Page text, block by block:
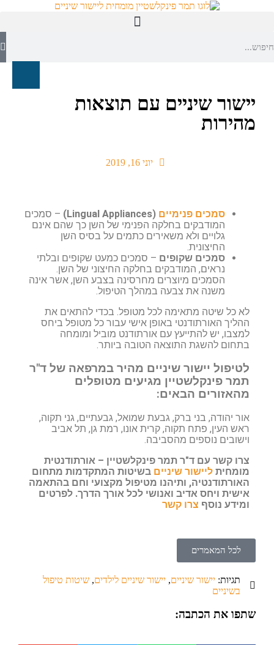
יישור שיניים עם תוצאות
מהירות
יוני 16, 2019
סמכים פנימיים (Lingual Appliances)
– סמכים
המודבקים בחלקה הפנימי של השן כך שהם אינם
גלויים ולא משאירים כתמים על בסיס השן
החיצונית.
סמכים שקופים – סמכים כמעט שקופים ובלתי
נראים, המודבקים בחלקה החיצוני של השן.
הסמכים מיוצרים מחרסינה בצבע השן, אשר אינה
משנה את צבעה במהלך הטיפול.
לא כל שיטה מתאימה לכל מטופל. בכדי להתאים את
ההליך האורתודנטי באופן אישי עבור כל מטופל ביחס
למצבו, יש להתייעץ עם אורתודנט מוביל ומומחה
בתחום להשגת התוצאה הטובה ביותר.
לטיפול יישור שיניים מהיר במרפאה של ד"ר
תמר פינקלשטיין מגיעים מטופלים
מהאזורים הבאים:
אור יהודה, בני ברק, גבעת שמואל, גבעתיים, גני תקוה,
ראש העין, פתח תקוה, קרית אונו, רמת גן, תל אביב
וישובים נוספים מהסביבה.
צרו קשר עם ד"ר תמר פינקלשטיין – אורתודנטית
מומחית ליישור שיניים בשיטות המתקדמות מתחום
האורתודנטיה, ותיהנו מטיפול מקצועי וחם בהתאמה
אישית ויחס אדיב ואנושי לכל אורך הדרך. לפרטים
ומידע נוסף צרו קשר
לכל המאמרים
תגיות: יישור שיניים, יישור שיניים לילדים, שיטות טיפול
בשיניים
שתפו את הכתבה: